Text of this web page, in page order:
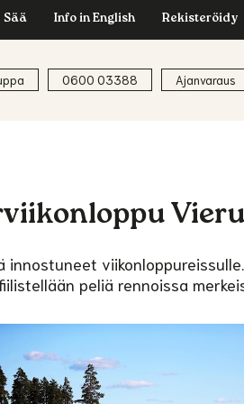
Sää Info in English Rekisteröidy
Ajanvaraus
0600 03388
peliä rennoissa